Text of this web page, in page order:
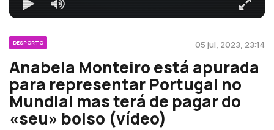
DESPORTO 05 jul, 2023, 23:14
Anabela Monteiro está apurada
para representar Portugal no
Mundial mas terá de pagar do
«seu» bolso (vídeo)